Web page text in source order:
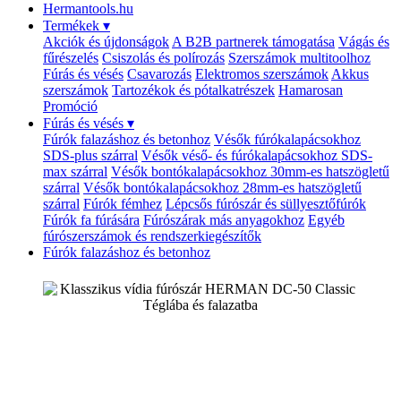
Hermantools.hu
Termékek ▾
Akciók és újdonságok A B2B partnerek támogatása Vágás és
fűrészelés Csiszolás és polírozás Szerszámok multitoolhoz
Fúrás és vésés Csavarozás Elektromos szerszámok Akkus
szerszámok Tartozékok és pótalkatrészek Hamarosan
Promóció
Fúrás és vésés ▾
Fúrók falazáshoz és betonhoz Vésők fúrókalapácsokhoz
SDS-plus szárral Vésők véső- és fúrókalapácsokhoz SDS-
max szárral Vésők bontókalapácsokhoz 30mm-es hatszögletű
szárral Vésők bontókalapácsokhoz 28mm-es hatszögletű
szárral Fúrók fémhez Lépcsős fúrószár és süllyesztőfúrók
Fúrók fa fúrására Fúrószárak más anyagokhoz Egyéb
fúrószerszámok és rendszerkiegészítők
Fúrók falazáshoz és betonhoz